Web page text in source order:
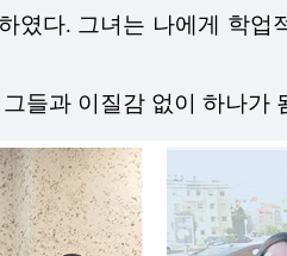
였다. 그녀는 나에게 학
들과 이질감 없이 하나가